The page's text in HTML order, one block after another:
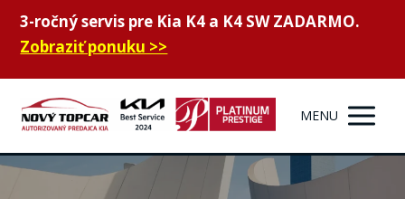
3-ročný servis pre Kia K4 a K4 SW ZADARMO.
Zobraziť ponuku >>
MENU